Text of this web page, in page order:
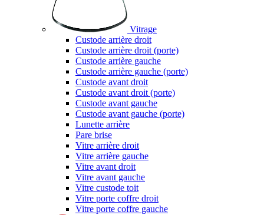
Vitrage
Custode arrière droit
Custode arrière droit (porte)
Custode arrière gauche
Custode arrière gauche (porte)
Custode avant droit
Custode avant droit (porte)
Custode avant gauche
Custode avant gauche (porte)
Lunette arrière
Pare brise
Vitre arrière droit
Vitre arrière gauche
Vitre avant droit
Vitre avant gauche
Vitre custode toit
Vitre porte coffre droit
Vitre porte coffre gauche